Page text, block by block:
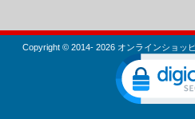
Copyright © 2014- 2026 オンラインショッ